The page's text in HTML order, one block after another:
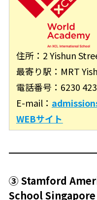
住所：2 Yishun
最寄り駅：MRT
電話番号：6230
E-mail：
WEBサイト
③ Stamford
School Singapore